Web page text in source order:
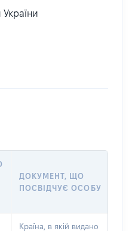
України
ДОКУМЕНТ, ЩО
ПОСВІДЧУЄ ОСОБУ
Країна, в якій видано